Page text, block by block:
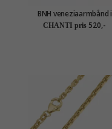
BNH veneziaarmbånd i
forgyldt sølv 18,5 cm x 2
mm
CHANTI pris 520,-